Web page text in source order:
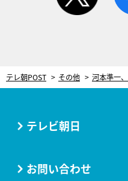
テレ朝POST その他
テレビ朝日
お問い合わせ